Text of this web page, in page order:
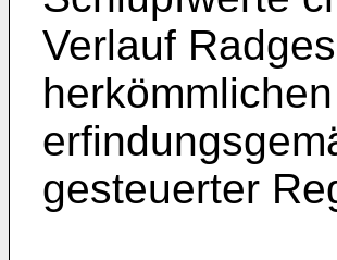
Verlauf
gesteuerter